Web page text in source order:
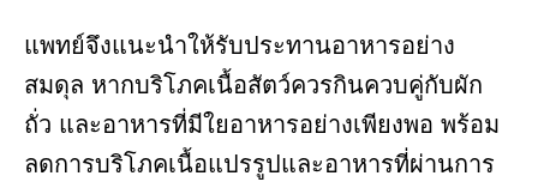
แพทย์จึงแนะนำให้รับประทานอาหารอย่าง
สมดุล หากบริโภคเนื้อสัตว์ควรกินควบคู่กับผัก
ถั่ว และอาหารที่มีใยอาหารอย่างเพียงพอ พร้อม
ลดการบริโภคเนื้อแปรรูปและอาหารที่ผ่านการ